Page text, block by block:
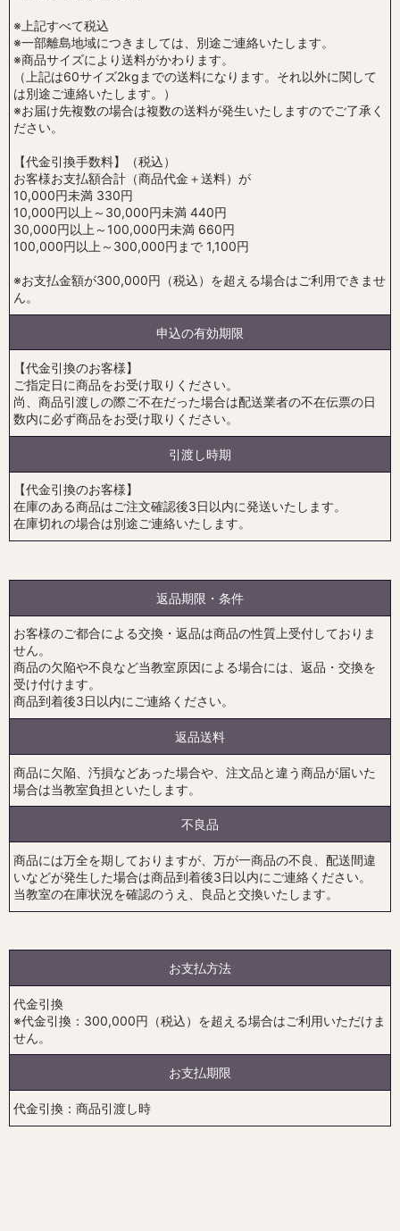
※上記すべて税込
※一部離島地域につきましては、別途ご連絡いたします。
※商品サイズにより送料がかわります。
（上記は60サイズ2kgまでの送料になります。それ以外に関して
は別途ご連絡いたします。）
※お届け先複数の場合は複数の送料が発生いたしますのでご了承く
ださい。
【代金引換手数料】（税込）
お客様お支払額合計（商品代金＋送料）が
10,000円未満 330円
10,000円以上～30,000円未満 440円
30,000円以上～100,000円未満 660円
100,000円以上～300,000円まで 1,100円
※お支払金額が300,000円（税込）を超える場合はご利用できませ
ん。
申込の有効期限
【代金引換のお客様】
ご指定日に商品をお受け取りください。
尚、商品引渡しの際ご不在だった場合は配送業者の不在伝票の日
数内に必ず商品をお受け取りください。
引渡し時期
【代金引換のお客様】
在庫のある商品はご注文確認後3日以内に発送いたします。
在庫切れの場合は別途ご連絡いたします。
返品期限・条件
お客様のご都合による交換・返品は商品の性質上受付しておりま
せん。
商品の欠陥や不良など当教室原因による場合には、返品・交換を
受け付けます。
商品到着後3日以内にご連絡ください。
返品送料
商品に欠陥、汚損などあった場合や、注文品と違う商品が届いた
場合は当教室負担といたします。
不良品
商品には万全を期しておりますが、万が一商品の不良、配送間違
いなどが発生した場合は商品到着後3日以内にご連絡ください。
当教室の在庫状況を確認のうえ、良品と交換いたします。
お支払方法
代金引換
※代金引換：300,000円（税込）を超える場合はご利用いただけま
せん。
お支払期限
代金引換：商品引渡し時